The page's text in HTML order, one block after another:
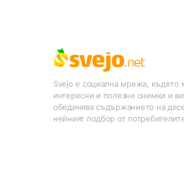
Svejo е социална мрежа, където
интересни и полезни снимки и
обединява съдържанието на
нейният подбор от